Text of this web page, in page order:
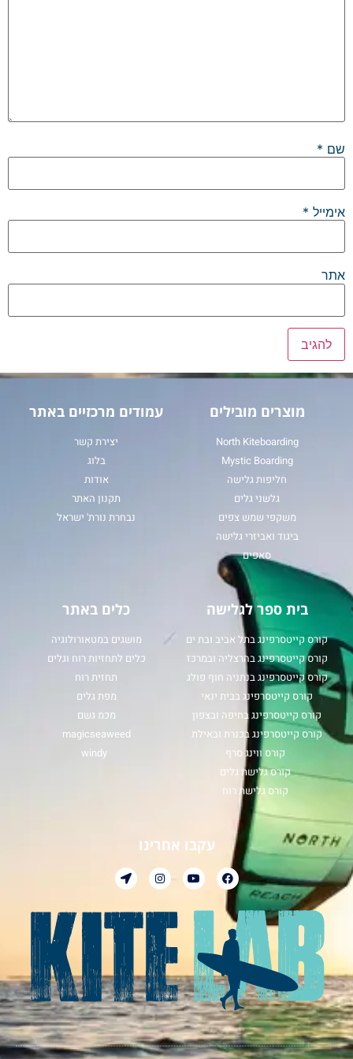
שם *
אימייל *
אתר
מוצרים מובילים
North Kiteboarding
Mystic Boarding
חליפות גלישה
גלשני גלים
משקפי שמש צפים
ביגוד ואביזרי גלישה
סאפים
עמודים מרכזיים באתר
יצירת קשר
בלוג
אודות
תקנון האתר
נבחרת נורת' ישראל
בית ספר לגלישה
קורס קייטסרפינג בתל אביב ובת ים
קורס קייטסרפינג בהרצליה ובמרכז
קורס קייטסרפינג בנתניה חוף פולג
קורס קייטסרפינג בבית ינאי
קורס קייטסרפינג בחיפה ובצפון
קורס קייטסרפינג בכנרת ובאילת
קורס ווינג סרף
קורס גלישת גלים
קורס גלישת רוח
כלים באתר
מושגים במטאורולוגיה
כלים לתחזיות רוח וגלים
תחזית רוח
מפת גלים
מכמ גשם
magicseaweed
windy
עקבו אחרינו